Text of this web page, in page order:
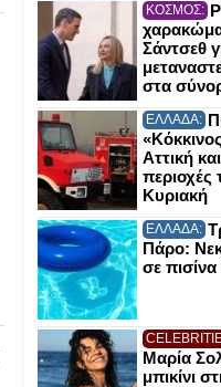
ΚΟΣΜΟΣ:
Σάντσεθ
στα
ΕΛΛΑΔΑ:
Αττική
περιοχές
Κυριακή
ΕΛΛΑΔΑ:
Πάρο:
σε
Μαρία
μπικίνι